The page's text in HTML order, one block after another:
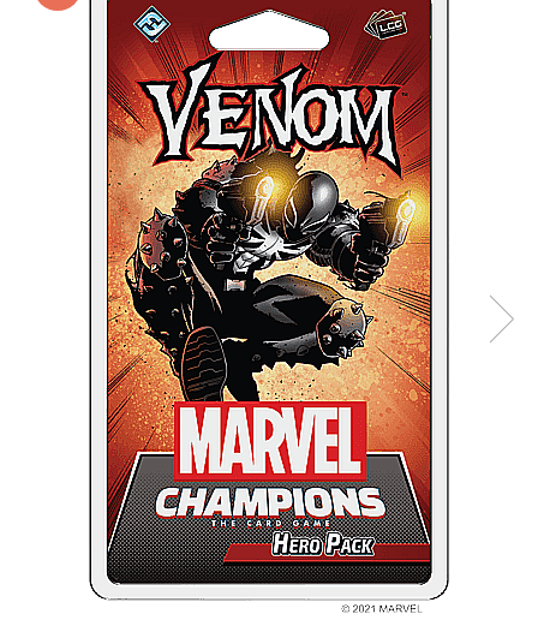
Puzzle-uri logice
Jocuri cu miniaturi
Final Girl - solo game
Miniaturi Arkham Horror
Miniaturi HEROCLIX
Accesorii pentru boardgames
Protectii carti (Sleeves)
Deck Boxes/Cutii pentru carti
Portofolii/ Clasoare pentru carti
The Army Painter
Organizatoare
Carti de joc
Alte produse Hobby
Merch Lex Hobby Store